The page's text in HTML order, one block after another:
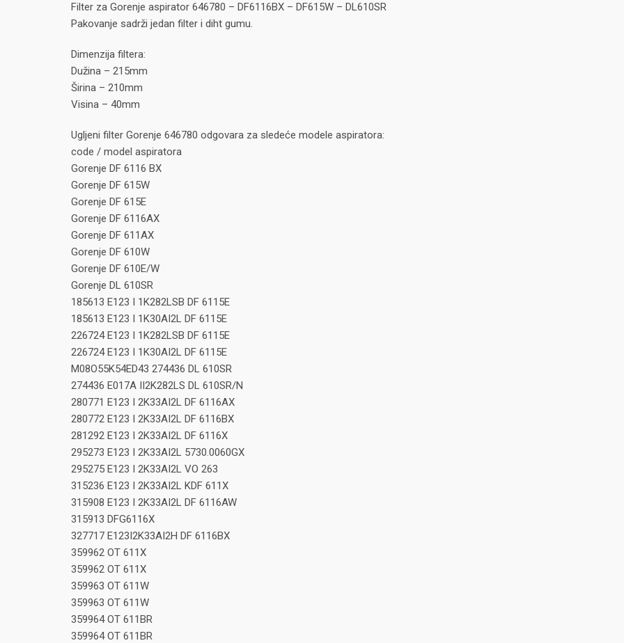
Filter za Gorenje aspirator 646780 – DF6116BX – DF615W – DL610SR
Pakovanje sadrži jedan filter i diht gumu.
Dimenzija filtera:
Dužina – 215mm
Širina – 210mm
Visina – 40mm
Ugljeni filter Gorenje 646780 odgovara za sledeće modele aspiratora:
code / model aspiratora
Gorenje DF 6116 BX
Gorenje DF 615W
Gorenje DF 615E
Gorenje DF 6116AX
Gorenje DF 611AX
Gorenje DF 610W
Gorenje DF 610E/W
Gorenje DL 610SR
185613 E123 I 1K282LSB DF 6115E
185613 E123 I 1K30AI2L DF 6115E
226724 E123 I 1K282LSB DF 6115E
226724 E123 I 1K30AI2L DF 6115E
M08O55K54ED43 274436 DL 610SR
274436 E017A II2K282LS DL 610SR/N
280771 E123 I 2K33AI2L DF 6116AX
280772 E123 I 2K33AI2L DF 6116BX
281292 E123 I 2K33AI2L DF 6116X
295273 E123 I 2K33AI2L 5730.0060GX
295275 E123 I 2K33AI2L VO 263
315236 E123 I 2K33AI2L KDF 611X
315908 E123 I 2K33AI2L DF 6116AW
315913 DFG6116X
327717 E123I2K33AI2H DF 6116BX
359962 OT 611X
359962 OT 611X
359963 OT 611W
359963 OT 611W
359964 OT 611BR
359964 OT 611BR